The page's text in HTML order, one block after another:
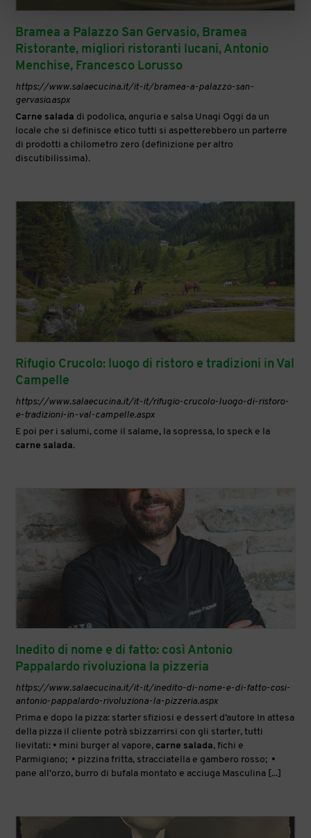
Bramea a Palazzo San Gervasio, Bramea
Ristorante, migliori ristoranti lucani, Antonio
Menchise, Francesco Lorusso
https://www.salaecucina.it/it-it/bramea-a-palazzo-san-
gervasio.aspx
Carne salada di podolica, anguria e salsa Unagi Oggi da un
locale che si definisce etico tutti si aspetterebbero un parterre
di prodotti a chilometro zero (definizione per altro
discutibilissima).
Rifugio Crucolo: luogo di ristoro e tradizioni in Val
Campelle
https://www.salaecucina.it/it-it/rifugio-crucolo-luogo-di-ristoro-
e-tradizioni-in-val-campelle.aspx
E poi per i salumi, come il salame, la sopressa, lo speck e la
carne salada.
Inedito di nome e di fatto: così Antonio
Pappalardo rivoluziona la pizzeria
https://www.salaecucina.it/it-it/inedito-di-nome-e-di-fatto-cosi-
antonio-pappalardo-rivoluziona-la-pizzeria.aspx
Prima e dopo la pizza: starter sfiziosi e dessert d’autore In attesa
della pizza il cliente potrà sbizzarrirsi con gli starter, tutti
lievitati: • mini burger al vapore, carne salada, fichi e
Parmigiano; • pizzina fritta, stracciatella e gambero rosso; •
pane all’orzo, burro di bufala montato e acciuga Masculina [...]